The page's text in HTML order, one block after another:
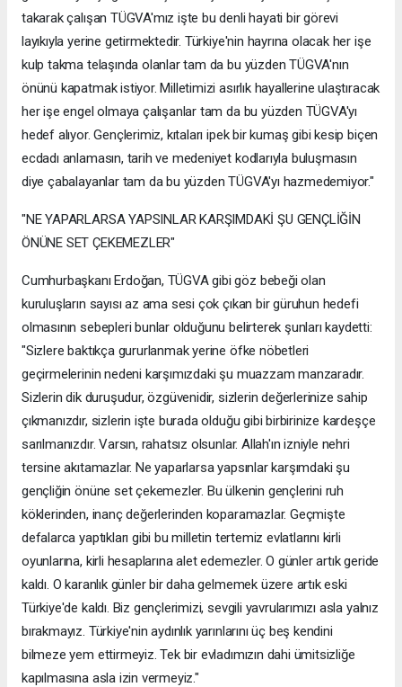
takarak çalışan TÜGVA'mız işte bu denli hayati bir görevi
layıkıyla yerine getirmektedir. Türkiye'nin hayrına olacak her işe
kulp takma telaşında olanlar tam da bu yüzden TÜGVA'nın
önünü kapatmak istiyor. Milletimizi asırlık hayallerine ulaştıracak
her işe engel olmaya çalışanlar tam da bu yüzden TÜGVA'yı
hedef alıyor. Gençlerimiz, kıtaları ipek bir kumaş gibi kesip biçen
ecdadı anlamasın, tarih ve medeniyet kodlarıyla buluşmasın
diye çabalayanlar tam da bu yüzden TÜGVA'yı hazmedemiyor."
"NE YAPARLARSA YAPSINLAR KARŞIMDAKİ ŞU GENÇLİĞİN
ÖNÜNE SET ÇEKEMEZLER"
Cumhurbaşkanı Erdoğan, TÜGVA gibi göz bebeği olan
kuruluşların sayısı az ama sesi çok çıkan bir güruhun hedefi
olmasının sebepleri bunlar olduğunu belirterek şunları kaydetti:
"Sizlere baktıkça gururlanmak yerine öfke nöbetleri
geçirmelerinin nedeni karşımızdaki şu muazzam manzaradır.
Sizlerin dik duruşudur, özgüvenidir, sizlerin değerlerinize sahip
çıkmanızdır, sizlerin işte burada olduğu gibi birbirinize kardeşçe
sarılmanızdır. Varsın, rahatsız olsunlar. Allah'ın izniyle nehri
tersine akıtamazlar. Ne yaparlarsa yapsınlar karşımdaki şu
gençliğin önüne set çekemezler. Bu ülkenin gençlerini ruh
köklerinden, inanç değerlerinden koparamazlar. Geçmişte
defalarca yaptıkları gibi bu milletin tertemiz evlatlarını kirli
oyunlarına, kirli hesaplarına alet edemezler. O günler artık geride
kaldı. O karanlık günler bir daha gelmemek üzere artık eski
Türkiye'de kaldı. Biz gençlerimizi, sevgili yavrularımızı asla yalnız
bırakmayız. Türkiye'nin aydınlık yarınlarını üç beş kendini
bilmeze yem ettirmeyiz. Tek bir evladımızın dahi ümitsizliğe
kapılmasına asla izin vermeyiz."